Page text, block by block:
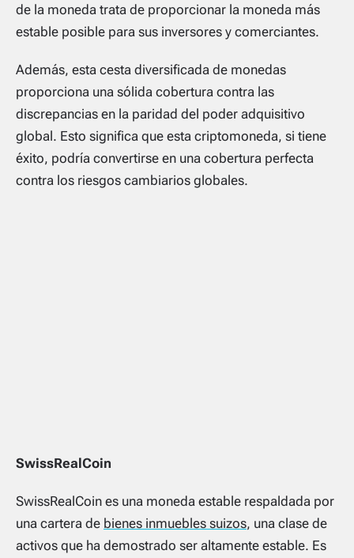
de la moneda trata de proporcionar la moneda más
estable posible para sus inversores y comerciantes.
Además, esta cesta diversificada de monedas
proporciona una sólida cobertura contra las
discrepancias en la paridad del poder adquisitivo
global. Esto significa que esta criptomoneda, si tiene
éxito, podría convertirse en una cobertura perfecta
contra los riesgos cambiarios globales.
SwissRealCoin
SwissRealCoin es una moneda estable respaldada por
una cartera de bienes inmuebles suizos, una clase de
activos que ha demostrado ser altamente estable. Es